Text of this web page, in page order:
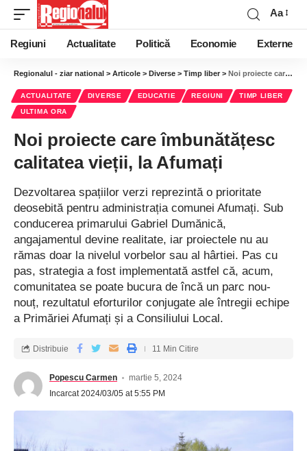
Aa
Regiuni Actualitate Politică Economie Externe
Regionalul - ziar national > Articole > Diverse > Timp liber > Noi proiecte care îmbunătățesc calitatea vieții, la Afumați
ACTUALITATE DIVERSE EDUCATIE REGIUNI TIMP LIBER
ULTIMA ORA
Noi proiecte care îmbunătățesc
calitatea vieții, la Afumați
Dezvoltarea spațiilor verzi reprezintă o prioritate
deosebită pentru administrația comunei Afumați. Sub
conducerea primarului Gabriel Dumănică,
angajamentul devine realitate, iar proiectele nu au
rămas doar la nivelul vorbelor sau al hârtiei. Pas cu
pas, strategia a fost implementată astfel că, acum,
comunitatea se poate bucura de încă un parc nou-
nouț, rezultatul eforturilor conjugate ale întregii echipe
a Primăriei Afumați și a Consiliului Local.
Popescu Carmen
martie 5, 2024
Incarcat 2024/03/05 at 5:55 PM
Distribuie 11 Min Citire